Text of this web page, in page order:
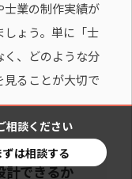
業の制作実績が
ょう。単に「士
く、どのような分
ることが大切で
計できるか
相談ください
ずは相談する